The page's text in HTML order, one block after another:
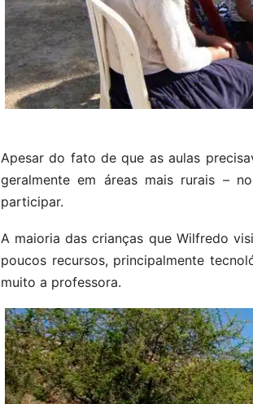
Apesar do fato de que as aulas
geralmente em áreas mais rurais –
participar.
A maioria das crianças que Wilfredo
poucos recursos, principalmente
muito a professora.